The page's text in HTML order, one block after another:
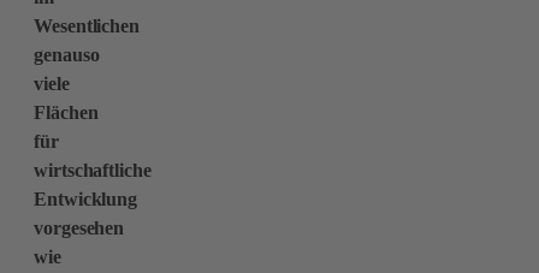
Wesentlichen
genauso
viele
Flächen
für
wirtschaftliche
Entwicklung
vorgesehen
wie